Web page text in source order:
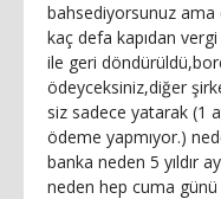
bahsediyorsunuz ama
kaç defa kapıdan
ile geri
ödeyceksiniz,diğer
siz sadece yatarak (1
ödeme yapmıyor.)
banka neden 5 yıldır
neden hep cuma